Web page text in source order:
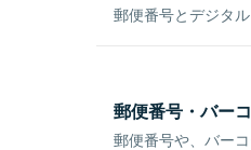
郵便番号とデジタ
郵便番号・バー
郵便番号や、バー